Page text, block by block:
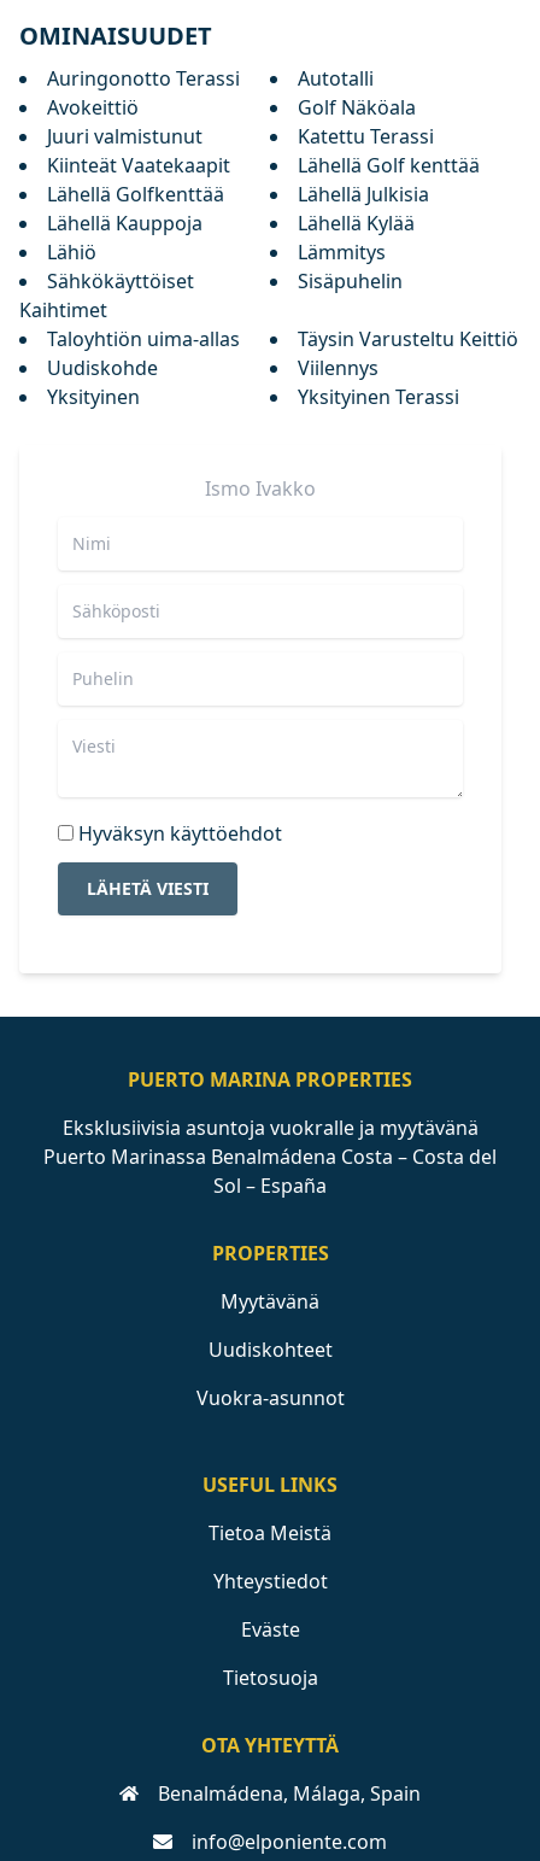
OMINAISUUDET
Auringonotto Terassi
Autotalli
Avokeittiö
Golf Näköala
Juuri valmistunut
Katettu Terassi
Kiinteät Vaatekaapit
Lähellä Golf kenttää
Lähellä Golfkenttää
Lähellä Julkisia
Lähellä Kauppoja
Lähellä Kylää
Lähiö
Lämmitys
Sähkökäyttöiset
Kaihtimet
Sisäpuhelin
Taloyhtiön uima-allas
Täysin Varusteltu Keittiö
Uudiskohde
Viilennys
Yksityinen
Yksityinen Terassi
Ismo Ivakko
Hyväksyn käyttöehdot
LÄHETÄ VIESTI
PUERTO MARINA PROPERTIES
Eksklusiivisia asuntoja vuokralle ja myytävänä
Puerto Marinassa Benalmádena Costa – Costa del
Sol – España
PROPERTIES
Myytävänä
Uudiskohteet
Vuokra-asunnot
USEFUL LINKS
Tietoa Meistä
Yhteystiedot
Eväste
Tietosuoja
OTA YHTEYTTÄ
Benalmádena, Málaga, Spain
info@elponiente.com